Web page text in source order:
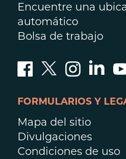
Encuentre una
automático
Bolsa de trabajo
FORMULARIOS Y
Mapa del sitio
Divulgaciones
Condiciones de uso